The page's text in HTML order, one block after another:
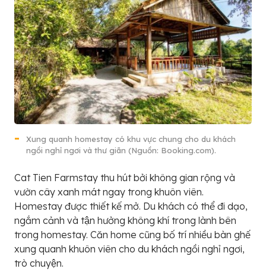
Xung quanh homestay có khu vực chung cho du khách
ngồi nghỉ ngơi và thư giãn (Nguồn: Booking.com).
Cat Tien Farmstay thu hút bởi không gian rộng và
vườn cây xanh mát ngay trong khuôn viên.
Homestay được thiết kế mở. Du khách có thể đi dạo,
ngắm cảnh và tận hưởng không khí trong lành bên
trong homestay. Căn home cũng bố trí nhiều bàn ghế
xung quanh khuôn viên cho du khách ngồi nghỉ ngơi,
trò chuyện.